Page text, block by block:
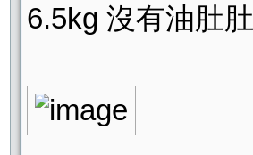
6.5kg 沒有油肚肚